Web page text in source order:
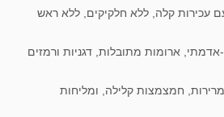
עכירות קלה, ללא חלקיקים, ללא ראש
אדמתי, ארומות מתובלות, דגניות ורמזים
חמצמצות קלילה, ומליחות